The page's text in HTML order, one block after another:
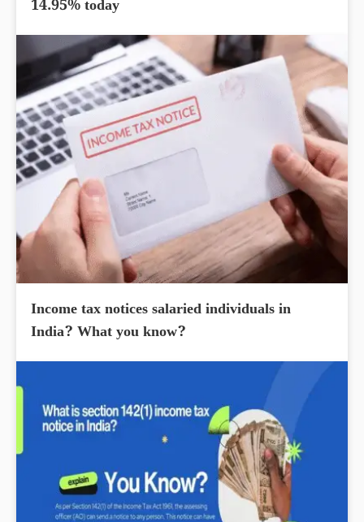
14.95% today
Income tax notices salaried individuals in
India? What you know?